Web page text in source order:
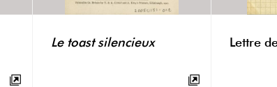
Le toast silencieux Lettre